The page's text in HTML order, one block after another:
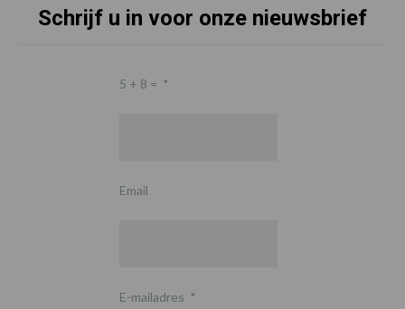
Schrijf u in voor onze nieuwsbrief
5 + 8 = *
Email
E-mailadres *